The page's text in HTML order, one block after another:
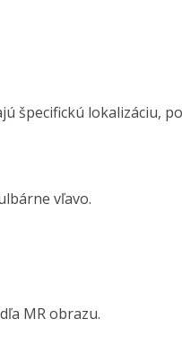
špecifickú lokalizáciu,
vľavo.
MR obrazu.